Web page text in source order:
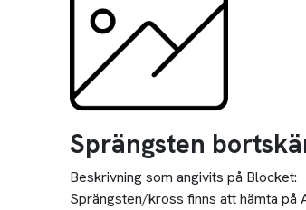
Sprängsten
Beskrivning som angivits på Blocket:
Sprängsten/kross finns att hämta på